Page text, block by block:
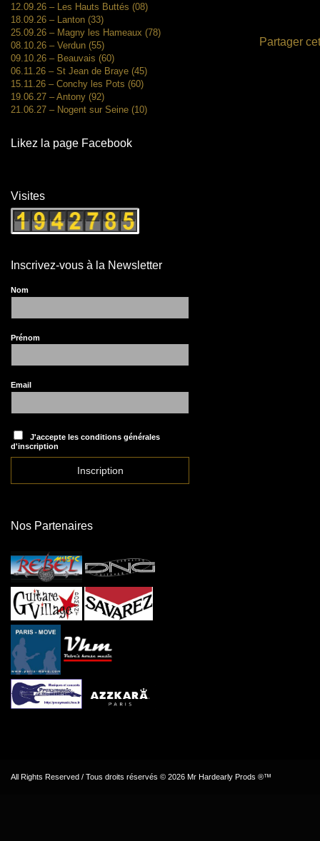
Partager
12.09.26 – Les Hauts Buttés (08)
18.09.26 – Lanton (33)
25.09.26 – Magny les Hameaux (78)
08.10.26 – Verdun (55)
09.10.26 – Beauvais (60)
06.11.26 – St Jean de Braye (45)
15.11.26 – Conchy les Pots (60)
19.06.27 – Antony (92)
21.06.27 – Nogent sur Seine (10)
Likez la page Facebook
Visites
Inscrivez-vous à la Newsletter
Nom
Prénom
Email
J'accepte les conditions générales
d'inscription
Nos Partenaires
All Rights Reserved / Tous droits réservés © 2026 Mr Hardearly Prods ®™